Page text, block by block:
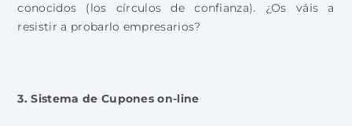
conocidos (los círculos de confianza). ¿Os váis a
resistir a probarlo empresarios?
3. Sistema de Cupones on-line